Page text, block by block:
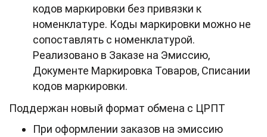
кодов маркировки без привязки к
номенклатуре. Коды маркировки можно не
сопоставлять с номенклатурой.
Реализовано в Заказе на Эмиссию,
Документе Маркировка Товаров, Списании
кодов маркировки.
Поддержан новый формат обмена с ЦРПТ
При оформлении заказов на эмиссию